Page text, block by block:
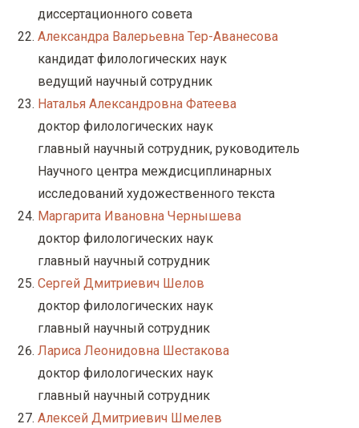
диссертационного совета
Александра Валерьевна Тер-Аванесова
кандидат филологических наук
ведущий научный сотрудник
Наталья Александровна Фатеева
доктор филологических наук
главный научный сотрудник, руководитель
Научного центра междисциплинарных
исследований художественного текста
Маргарита Ивановна Чернышева
доктор филологических наук
главный научный сотрудник
Сергей Дмитриевич Шелов
доктор филологических наук
главный научный сотрудник
Лариса Леонидовна Шестакова
доктор филологических наук
главный научный сотрудник
Алексей Дмитриевич Шмелев